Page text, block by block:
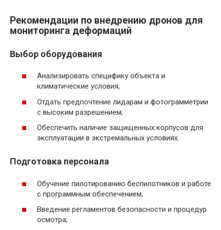
Рекомендации по внедрению дронов для
мониторинга деформаций
Выбор оборудования
Анализировать специфику объекта и
климатические условия;
Отдать предпочтение лидарам и фотограмметрии
с высоким разрешением;
Обеспечить наличие защищенных корпусов для
эксплуатации в экстремальных условиях.
Подготовка персонала
Обучение пилотированию беспилотников и работе
с программным обеспечением;
Введение регламентов безопасности и процедур
осмотра;